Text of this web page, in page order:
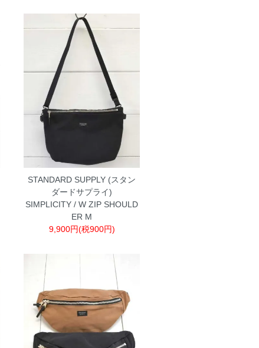
STANDARD SUPPLY (スタン
ダードサプライ)
SIMPLICITY / W ZIP SHOULD
ER M
9,900円(税900円)